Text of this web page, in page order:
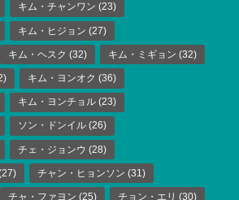
キム・チャンワン (23)
キム・ヒジョン (27)
キム・ヘスク (32) キム・ミギョン (32)
キム・ヨンオク (36)
キム・ヨンチョル (23)
ソン・ドンイル (26)
チェ・ジョンウ (28)
チャン・ヒョンソン (31)
チャ・ファヨン (25) チョン・エリ (30)